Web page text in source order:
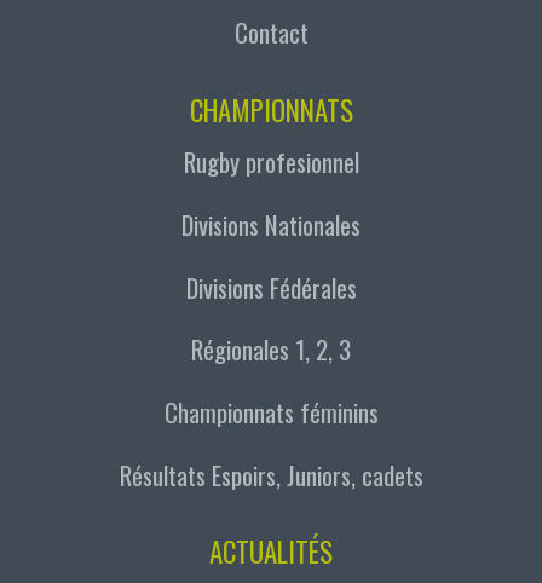
Contact
CHAMPIONNATS
Rugby profesionnel
Divisions Nationales
Divisions Fédérales
Régionales 1, 2, 3
Championnats féminins
Résultats Espoirs, Juniors, cadets
ACTUALITÉS